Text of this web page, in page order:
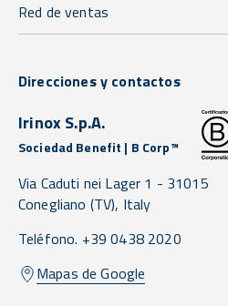
Red de ventas
Direcciones y contactos
Irinox S.p.A.
Sociedad Benefit | B Corp™
Via Caduti nei Lager 1 - 31015
Conegliano (TV), Italy
Teléfono. +39 0438 2020
Mapas de Google